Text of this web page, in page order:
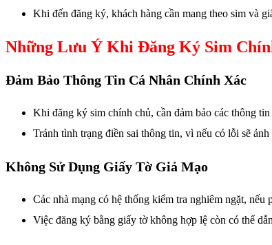
Khi đến đăng ký, khách hàng cần mang theo sim và
Những Lưu Ý Khi Đăng Ký Sim
Đảm Bảo Thông Tin Cá Nhân Chính Xác
Khi đăng ký sim chính chủ, cần đảm bảo các thông
Tránh tình trạng điền sai thông tin, vì nếu có lỗi sẽ
Không Sử Dụng Giấy Tờ Giả Mạo
Các nhà mạng có hệ thống kiểm tra nghiêm ngặt,
Việc đăng ký bằng giấy tờ không hợp lệ còn có thể